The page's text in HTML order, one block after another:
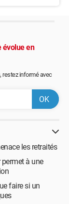
évolue en
restez informé avec
les retraités
à une
faire si un